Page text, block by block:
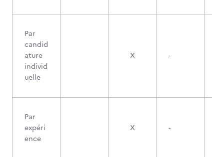
Par
candid
ature
individ
uelle
X -
Par
expéri
ence
X -